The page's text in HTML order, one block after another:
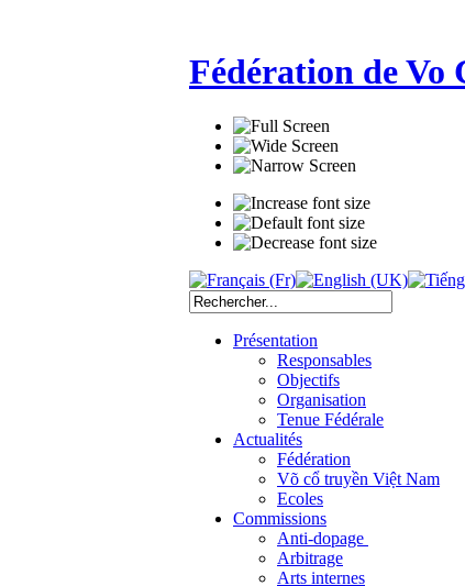
Fédération de Vo
Présentation
Responsables
Objectifs
Organisation
Tenue Fédérale
Actualités
Fédération
Võ cổ truyền Việt Nam
Ecoles
Commissions
Anti-dopage
Arbitrage